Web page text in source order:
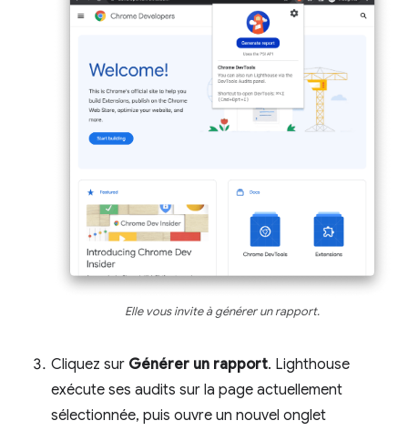
Elle vous invite à générer un rapport.
Cliquez sur Générer un rapport. Lighthouse
exécute ses audits sur la page actuellement
sélectionnée, puis ouvre un nouvel onglet